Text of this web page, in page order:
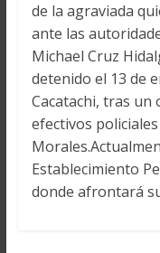
de la agraviada
ante las
Michael Cruz
detenido el 13 de
Cacatachi, tras
efectivos
Establecimiento
donde afrontará